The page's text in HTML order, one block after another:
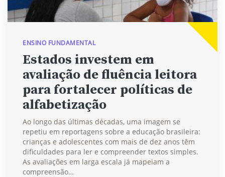
ENSINO FUNDAMENTAL
Estados investem em
avaliação de fluência leitora
para fortalecer políticas de
alfabetização
Ao longo das últimas décadas, uma imagem se
repetiu em reportagens sobre a educação brasileira:
crianças e adolescentes com mais de dez anos têm
dificuldades para ler e compreender textos simples.
As avaliações em larga escala já mapeiam a
compreensão…